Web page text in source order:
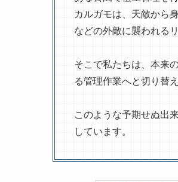
カルガモは、天敵から
などの外敵に襲われる
そこで私たちは、本来
る管理作業へと切り替
このような予期せぬ出
しています。